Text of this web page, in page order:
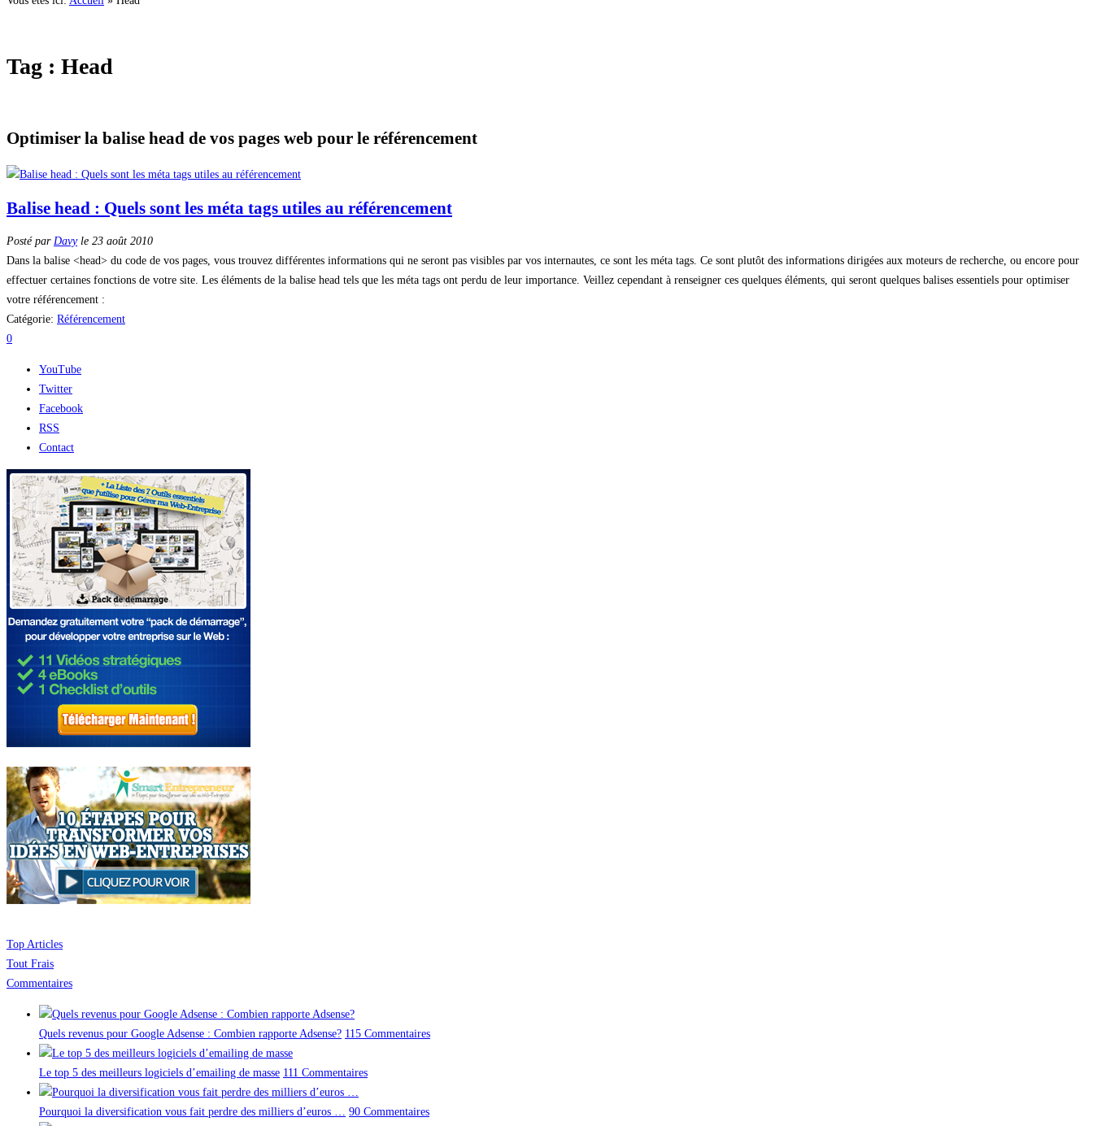
Tag : Head
Optimiser la balise head de vos pages web pour le référencement
Balise head : Quels sont les méta tags utiles au référencement
Posté par Davyle 23 août 2010
Dans la balise <head> du code de vos pages, vous trouvez différentes informations qui ne seront pas visibles par vos internautes, ce sont les méta tags. Ce sont plutôt des informations dirigées aux moteurs de recherche, ou encore pour
effectuer certaines fonctions de votre site. Les éléments de la balise head tels que les méta tags ont perdu de leur importance. Veillez cependant à renseigner ces quelques éléments, qui seront quelques balises essentiels pour optimiser
votre référencement :
Catégorie: Référencement
0
YouTube
Twitter
Facebook
RSS
Contact
Top Articles
Tout Frais
Commentaires
Quels revenus pour Google Adsense : Combien rapporte Adsense? 115 Commentaires
Le top 5 des meilleurs logiciels d’emailing de masse 111 Commentaires
Pourquoi la diversification vous fait perdre des milliers d’euros … 90 Commentaires